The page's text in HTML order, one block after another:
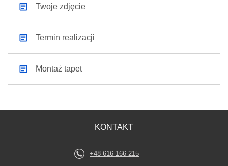
Twoje zdjęcie
Termin realizacji
Montaż tapet
KONTAKT
+48 616 166 215